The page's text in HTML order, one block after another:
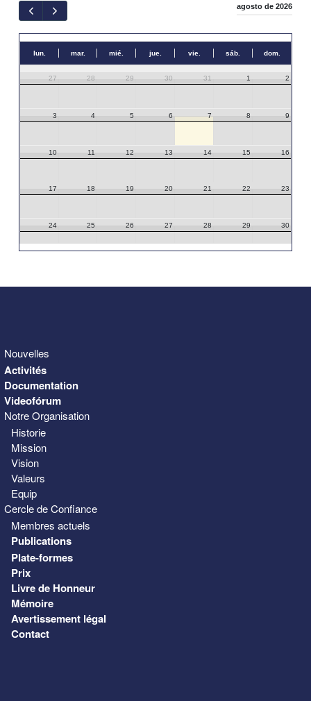
agosto de 2026
lun. mar. mié. jue. vie. sáb. dom.
27 28 29 30 31 1 2
3 4 5 6 7 8 9
10 11 12 13 14 15 16
17 18 19 20 21 22 23
24 25 26 27 28 29 30
Nouvelles
Activités
Documentation
Videofórum
Notre Organisation
Historie
Mission
Vision
Valeurs
Equip
Cercle de Confiance
Membres actuels
Publications
Plate-formes
Prix
Livre de Honneur
Mémoire
Avertissement légal
Contact